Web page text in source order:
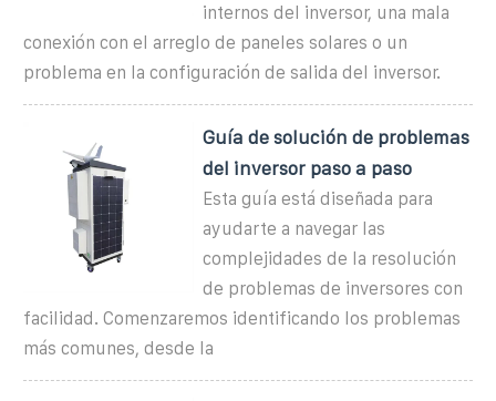
internos del inversor, una mala
conexión con el arreglo de paneles solares o un
problema en la configuración de salida del inversor.
Guía de solución de problemas
del inversor paso a paso
Esta guía está diseñada para
ayudarte a navegar las
complejidades de la resolución
de problemas de inversores con
facilidad. Comenzaremos identificando los problemas
más comunes, desde la